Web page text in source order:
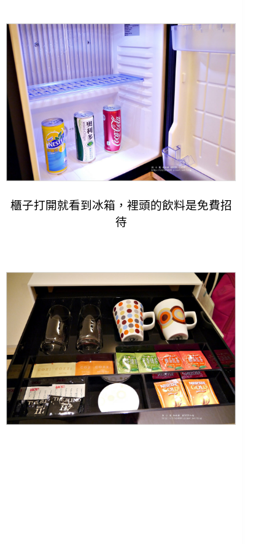
櫃子打開就看到冰箱，裡頭的飲料是免費招
待